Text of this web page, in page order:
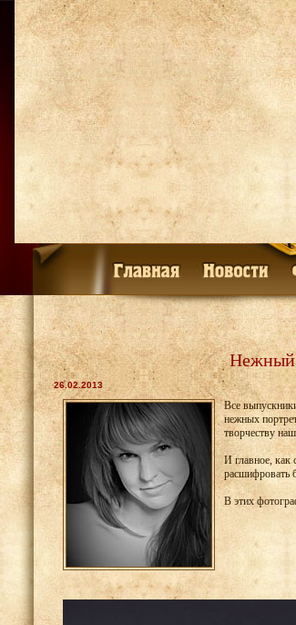
Нежный
26.02.2013
Все
нежных
творчеству
И главное, как
расшифровать
В этих